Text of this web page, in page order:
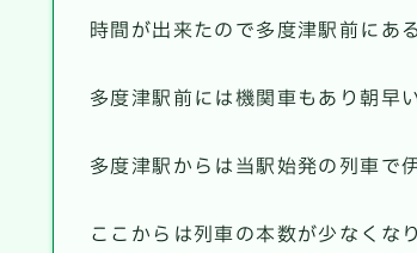
時間が出来たので多度津駅前にあ
多度津駅前には機関車もあり朝早
多度津駅からは当駅始発の列車
ここからは列車の本数が少なくな